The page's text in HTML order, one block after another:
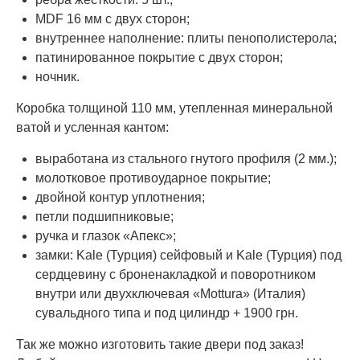
MDF 16 мм с двух сторон;
внутреннее наполнение: плиты пенополистерола;
патинированное покрытие с двух сторон;
ночник.
Коробка толщиной 110 мм, утепленная минеральной
ватой и усленная кантом:
выработана из стального гнутого профиля (2 мм.);
молотковое противоударное покрытие;
двойной контур уплотнения;
петли подшипниковые;
ручка и глазок «Апекс»;
замки: Kale (Турция) сейфовый и Kale (Турция) под
сердцевину с броненакладкой и поворотником
внутри или двухключевая «Mottura» (Италия)
сувальдного типа и под цилиндр + 1900 грн.
Так же можно изготовить такие двери под заказ!